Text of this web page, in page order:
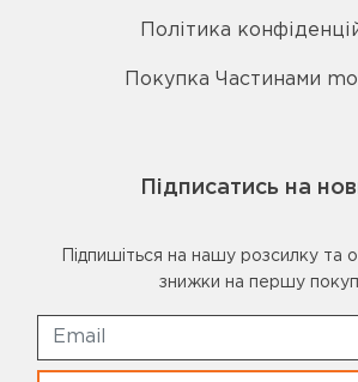
Політика
Покупка Частинами
Підписатись на
Підпишіться на нашу розсилку та
знижки на першу